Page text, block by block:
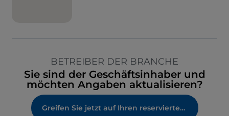
BETREIBER DER BRANCHE
Sie sind der Geschäftsinhaber und
möchten Angaben aktualisieren?
Greifen Sie jetzt auf Ihren reservierten Bereich zu